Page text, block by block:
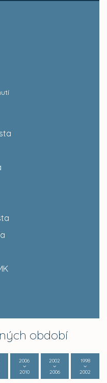
období
2006
2010
2002
2006
1998
2002